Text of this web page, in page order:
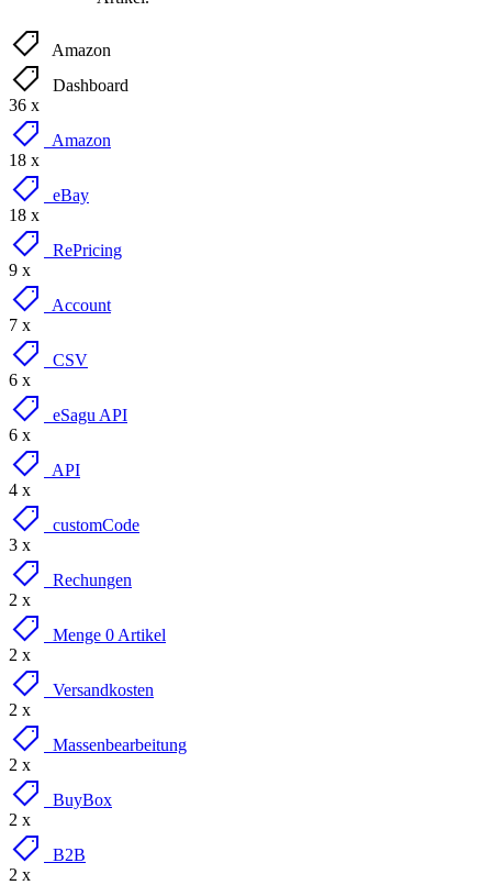
Amazon
Dashboard
36 x
Amazon
18 x
eBay
18 x
RePricing
9 x
Account
7 x
CSV
6 x
eSagu API
6 x
API
4 x
customCode
3 x
Rechungen
2 x
Menge 0 Artikel
2 x
Versandkosten
2 x
Massenbearbeitung
2 x
BuyBox
2 x
B2B
2 x